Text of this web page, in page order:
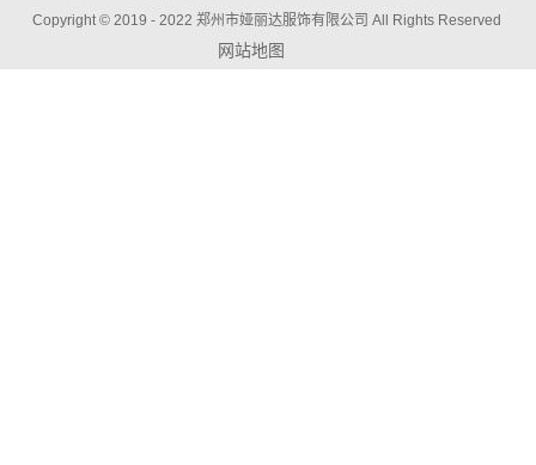
Copyright © 2019 - 2022 郑州市娅丽达服饰有限公司 All Rights Reserved
网站地图